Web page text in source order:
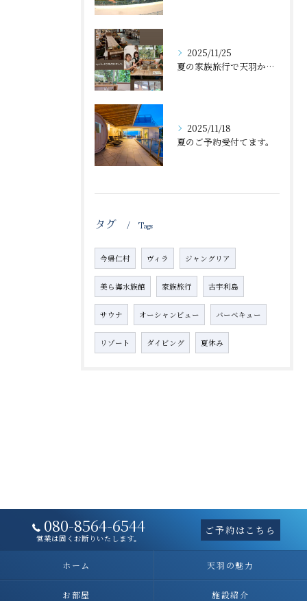
2025/11/25
夏の家族旅行で天羽から近くの体験工房で丼🍜作ったのが、忘れた...
2025/11/18
夏のご予約受付てます。
タグ Tags
今帰仁村 ヴィラ ジャングリア
美ら海水族館 家族旅行 古宇利島
サウナ オーシャンビュー バーベキュー
リゾート ダイビング 夏休み
080-8564-6544
営業は固くお断りいたします。
ご予約はこちら
ホーム 天羽の魅力
お部屋 施設紹介